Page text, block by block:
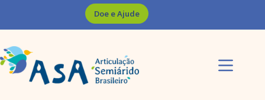
Doe e Ajude